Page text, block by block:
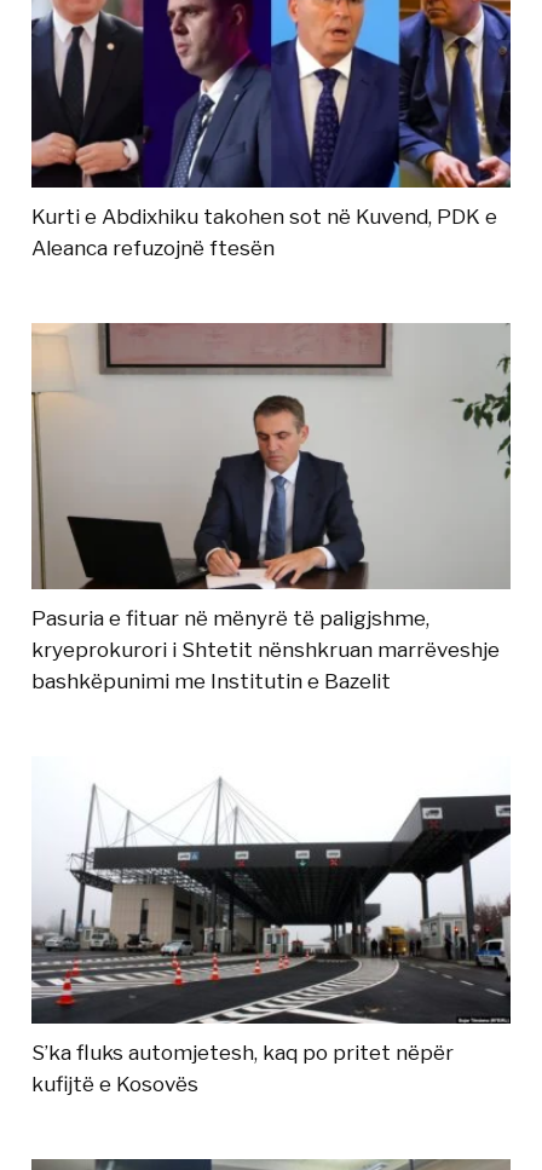
Kurti e Abdixhiku takohen sot në Kuvend, PDK e
Aleanca refuzojnë ftesën
Pasuria e fituar në mënyrë të paligjshme,
kryeprokurori i Shtetit nënshkruan marrëveshje
bashkëpunimi me Institutin e Bazelit
S’ka fluks automjetesh, kaq po pritet nëpër
kufijtë e Kosovës